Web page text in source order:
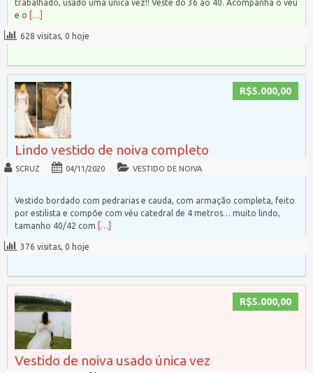
trabalhado, usado uma única vez!! Veste do 36 ao 40. Acompanha o véu
e o
[…]
628 visitas, 0 hoje
R$5.000,00
Lindo vestido de noiva completo
SCRUZ 04/11/2020 VESTIDO DE NOIVA
Vestido bordado com pedrarias e cauda, com armação completa, feito
por estilista e compõe com véu catedral de 4 metros… muito lindo,
tamanho 40/42 com
[…]
376 visitas, 0 hoje
R$5.000,00
Vestido de noiva usado única vez